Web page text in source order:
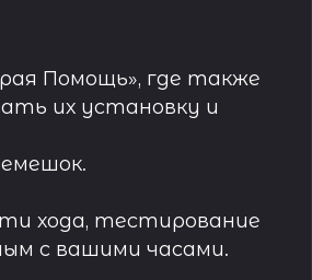
Помощь», где также
их установку и
хода, тестирование
с вашими часами.